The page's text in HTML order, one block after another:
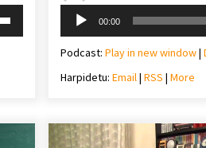
amaiera
2021/07/01
Soinu
erreproduzigailua
00:00
Podcast: Play in new window|
Harpidetu: Email| RSS | More